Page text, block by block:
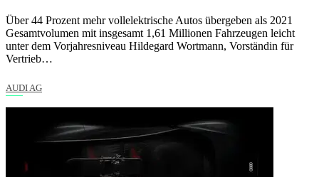
Über 44 Prozent mehr vollelektrische Autos übergeben als 2021
Gesamtvolumen mit insgesamt 1,61 Millionen Fahrzeugen leicht
unter dem Vorjahresniveau Hildegard Wortmann, Vorständin für
Vertrieb…
AUDI AG